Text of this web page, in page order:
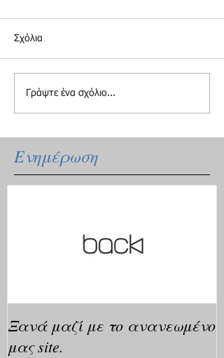
Ενημέρωση
Σχόλια
Γράψτε ένα σχόλιο...
Ξανά μαζί με το ανανεωμένο
μας site.